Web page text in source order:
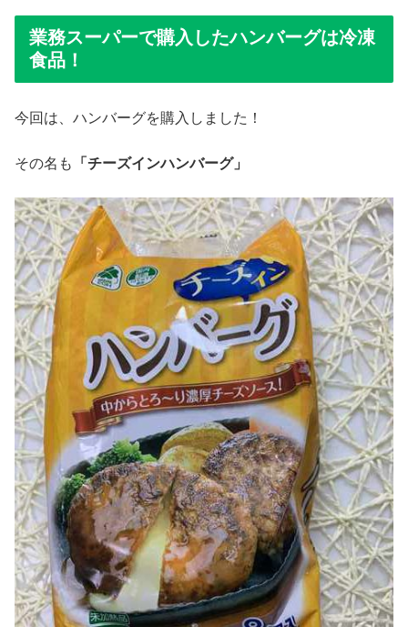
業務スーパーで購入したハンバーグは冷凍
食品！
今回は、ハンバーグを購入しました！
その名も 「チーズインハンバーグ」